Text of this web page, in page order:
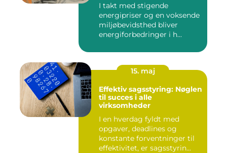
I takt med stigende
energipriser og en voksende
miljøbevidsthed bliver
energiforbedringer i h...
15. maj
Effektiv sagsstyring: Nøglen
til succes i alle
virksomheder
I en hverdag fyldt med
opgaver, deadlines og
konstante forventninger til
effektivitet, er sagsstyrin...